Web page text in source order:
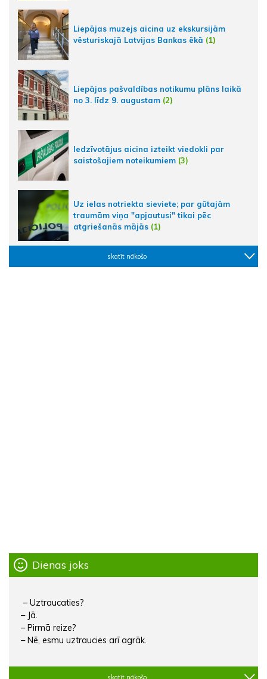
Liepājas muzejs aicina uz ekskursijām
vēsturiskajā Latvijas Bankas ēkā (1)
Liepājas pašvaldības notikumu plāns laikā
no 3. līdz 9. augustam (2)
Iedzīvotājus aicina izteikt viedokli par
saistošajiem noteikumiem (3)
Uz ielas notriekta sieviete; par gūtajām
traumām viņa "apjautusi" tikai pēc
atgriešanās mājās (1)
skatīt nākošo
Dienas joks
– Uztraucaties?
– Jā.
– Pirmā reize?
– Nē, esmu uztraucies arī agrāk.
skatīt nākošo